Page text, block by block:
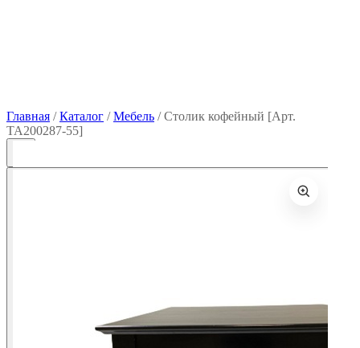
Главная / Каталог / Мебель / Столик кофейный [Арт.
TA200287-55]